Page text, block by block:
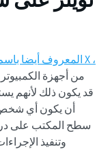
Twitter ، المعروف أيضا باسم X ،
من أجهزة الكمبيوتر
قد يكون ذلك لأنهم
أن يكون أي شخص
سطح المكتب على
وتنفيذ